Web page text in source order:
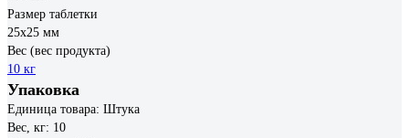
Размер таблетки
25х25 мм
Вес (вес продукта)
10 кг
Упаковка
Единица товара: Штука
Вес, кг: 10